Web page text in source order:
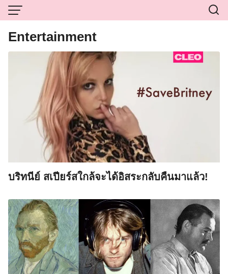
Skip
to
content
Entertainment
บริทนีย์ สเปียร์สใกล้จะได้อิสระกลับคืนมาแล้ว!